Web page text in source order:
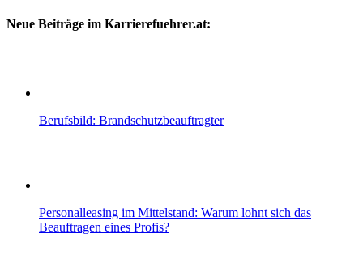
Neue Beiträge im Karrierefuehrer.at:
Berufsbild: Brandschutzbeauftragter
Personalleasing im Mittelstand: Warum lohnt sich das
Beauftragen eines Profis?